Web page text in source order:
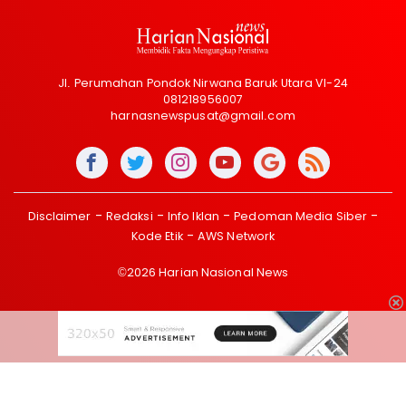
Jl. Perumahan Pondok Nirwana Baruk Utara VI-24
081218956007
harnasnewspusat@gmail.com
Disclaimer Redaksi Info Iklan
Pedoman Media Siber
Kode Etik
AWS Network
©2026 Harian Nasional News